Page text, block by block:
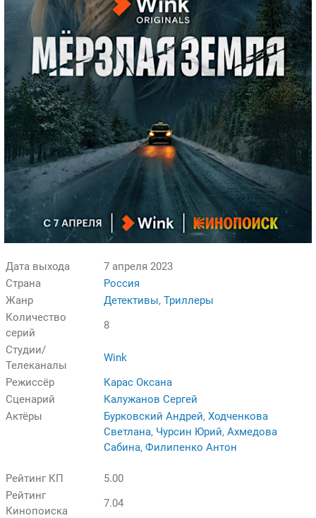
Дата выхода
7 апреля 2023
Страна
Россия
Жанр
Детективы, Триллеры
Количество
серий
8
Студии/
Телеканалы
Wink
Режиссёр
Карас Оксана
Сценарий
Калужанов Сергей
Актёры
Бурковский Андрей, Ходченкова
Светлана, Чурсин Юрий, Ахмедова
Сабина, Филипенко Антон
Рейтинг КП
5.00
Рейтинг
Кинопоиска
7.04